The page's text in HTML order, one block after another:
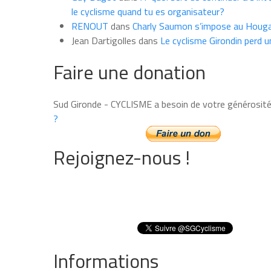
le cyclisme quand tu es organisateur?
RENOUT dans Charly Saumon s’impose au
Jean Dartigolles dans Le cyclisme Girondin perd
Faire une donation
Sud Gironde - CYCLISME a besoin de votre
?
Rejoignez-nous !
Informations